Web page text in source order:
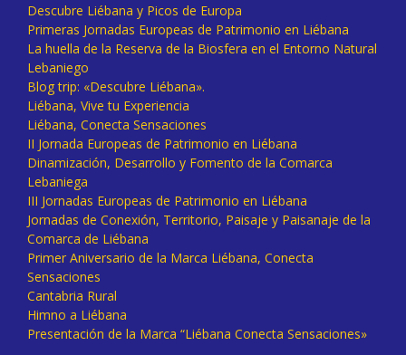
Descubre Liébana y Picos de Europa
Primeras Jornadas Europeas de Patrimonio en Liébana
La huella de la Reserva de la Biosfera en el Entorno Natural
Lebaniego
Blog trip: «Descubre Liébana».
Liébana, Vive tu Experiencia
Liébana, Conecta Sensaciones
II Jornada Europeas de Patrimonio en Liébana
Dinamización, Desarrollo y Fomento de la Comarca
Lebaniega
III Jornadas Europeas de Patrimonio en Liébana
Jornadas de Conexión, Territorio, Paisaje y Paisanaje de la
Comarca de Liébana
Primer Aniversario de la Marca Liébana, Conecta
Sensaciones
Cantabria Rural
Himno a Liébana
Presentación de la Marca “Liébana Conecta Sensaciones»